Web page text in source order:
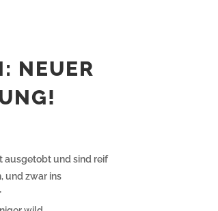
NEUER
ausgetobt und sind reif
und zwar ins